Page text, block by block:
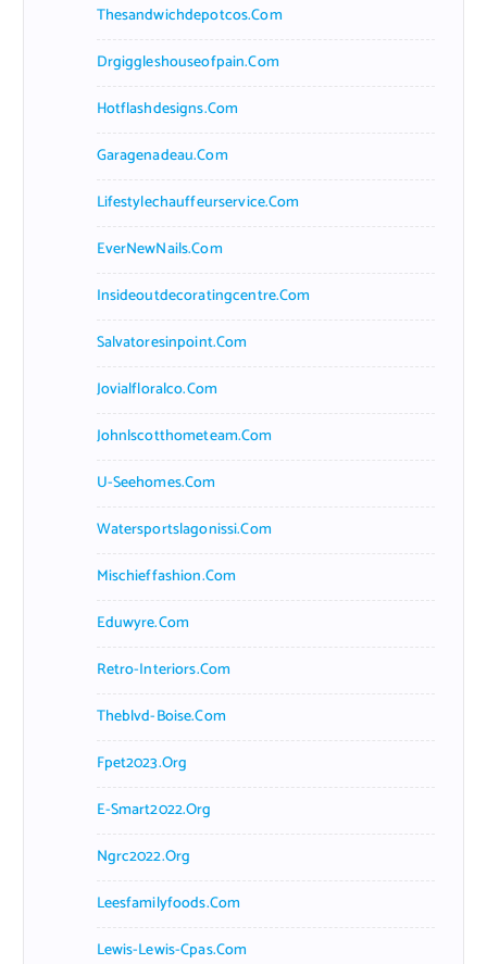
Thesandwichdepotcos.com
Drgiggleshouseofpain.com
Hotflashdesigns.com
Garagenadeau.com
Lifestylechauffeurservice.com
EverNewNails.com
Insideoutdecoratingcentre.com
Salvatoresinpoint.com
Jovialfloralco.com
Johnlscotthometeam.com
U-Seehomes.com
Watersportslagonissi.com
Mischieffashion.com
Eduwyre.com
Retro-Interiors.com
Theblvd-Boise.com
Fpet2023.org
E-Smart2022.org
Ngrc2022.org
Leesfamilyfoods.com
Lewis-Lewis-Cpas.com